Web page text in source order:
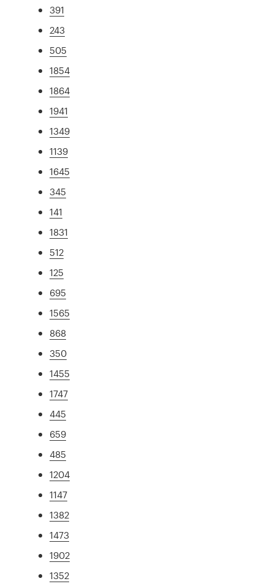
391
243
505
1854
1864
1941
1349
1139
1645
345
141
1831
512
125
695
1565
868
350
1455
1747
445
659
485
1204
1147
1382
1473
1902
1352